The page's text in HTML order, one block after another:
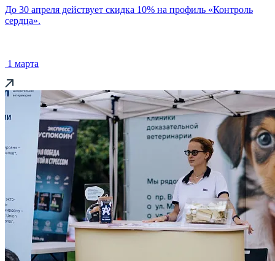
До 30 апреля действует скидка 10% на профиль «Контроль
сердца».
1 марта